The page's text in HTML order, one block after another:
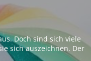
Doch sind sich viele
sich auszeichnen. Der